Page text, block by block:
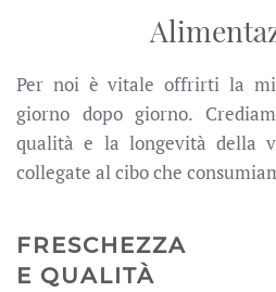
Per noi è vitale offrirti la
giorno dopo giorno.
qualità e la longevità della
collegate al cibo che
FRESCHEZZA
E QUALITÀ